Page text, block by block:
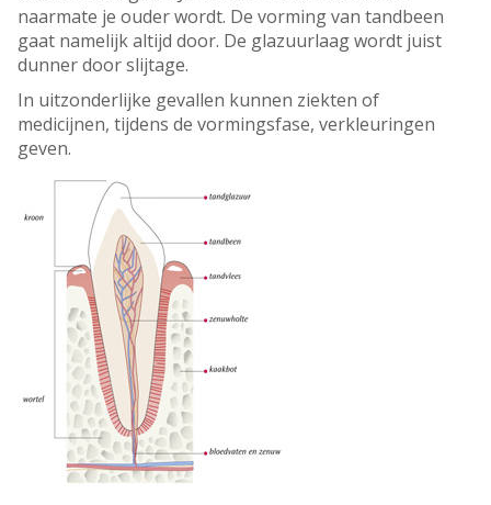
naarmate je ouder wordt. De vorming van tandbeen
gaat namelijk altijd door. De glazuurlaag wordt juist
dunner door slijtage.
In uitzonderlijke gevallen kunnen ziekten of
medicijnen, tijdens de vormingsfase, verkleuringen
geven.